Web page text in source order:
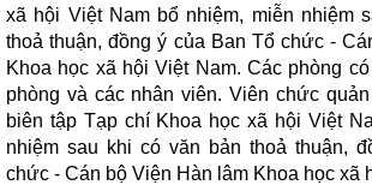
xã hội Việt Nam bổ nhiệm, miễn nhiệm
thoả thuận, đồng ý của Ban Tổ chức -
Khoa học xã hội Việt Nam. Các phòng
phòng và các nhân viên. Viên chức
biên tập Tạp chí Khoa học xã hội Việt
nhiệm sau khi có văn bản thoả thuận,
chức - Cán bộ Viện Hàn lâm Khoa học xã